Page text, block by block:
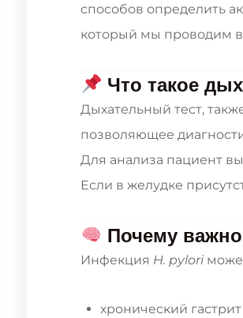
способов определить
который мы проводим
Что такое
Дыхательный тест,
позволяющее
Для анализа пациент
Если в желудке
Почему
Инфекция H. pylori
хронический